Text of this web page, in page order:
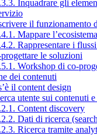
Inquadrare gli
il funzionamento
Mappare l’ecosistema
Rappresentare i
le soluzioni
Workshop di co-
dei contenuti
il content design
utente sui contenuti
Content discovery
Dati di ricerca
Ricerca tramite